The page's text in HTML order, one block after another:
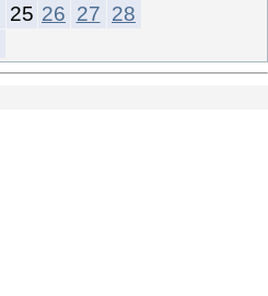
25 26 27 28